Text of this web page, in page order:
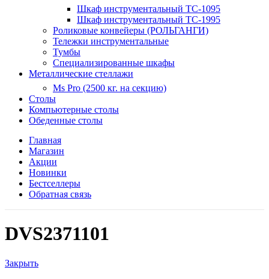
Шкаф инструментальный TC-1095
Шкаф инструментальный TC-1995
Роликовые конвейеры (РОЛЬГАНГИ)
Тележки инструментальные
Тумбы
Специализированные шкафы
Металлические стеллажи
Ms Pro (2500 кг. на секцию)
Столы
Компьютерные столы
Обеденные столы
Главная
Магазин
Акции
Новинки
Бестселлеры
Обратная связь
DVS2371101
Закрыть